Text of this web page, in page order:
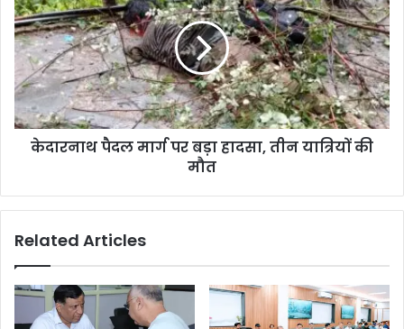
केदारनाथ पैदल मार्ग पर बड़ा हादसा, तीन यात्रियों की
मौत
Related Articles